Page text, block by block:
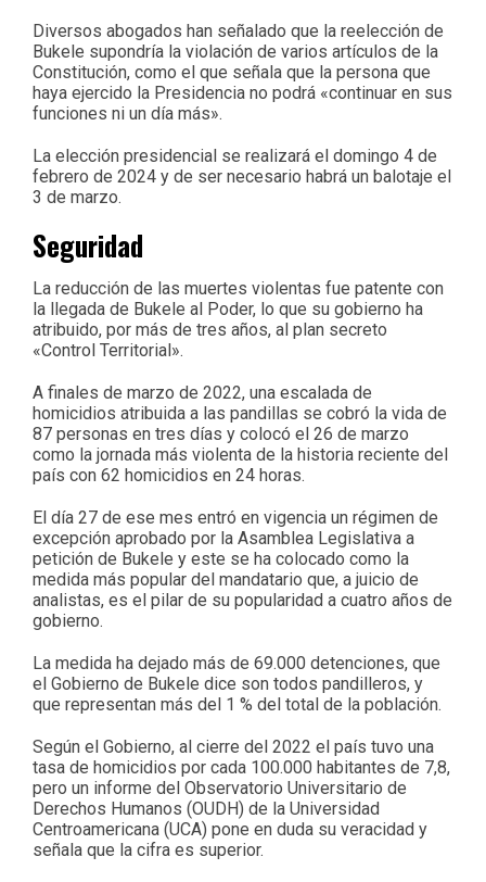
Diversos abogados han señalado que la reelección de
Bukele supondría la violación de varios artículos de la
Constitución, como el que señala que la persona que
haya ejercido la Presidencia no podrá «continuar en sus
funciones ni un día más».
La elección presidencial se realizará el domingo 4 de
febrero de 2024 y de ser necesario habrá un balotaje el
3 de marzo.
Seguridad
La reducción de las muertes violentas fue patente con
la llegada de Bukele al Poder, lo que su gobierno ha
atribuido, por más de tres años, al plan secreto
«Control Territorial».
A finales de marzo de 2022, una escalada de
homicidios atribuida a las pandillas se cobró la vida de
87 personas en tres días y colocó el 26 de marzo
como la jornada más violenta de la historia reciente del
país con 62 homicidios en 24 horas.
El día 27 de ese mes entró en vigencia un régimen de
excepción aprobado por la Asamblea Legislativa a
petición de Bukele y este se ha colocado como la
medida más popular del mandatario que, a juicio de
analistas, es el pilar de su popularidad a cuatro años de
gobierno.
La medida ha dejado más de 69.000 detenciones, que
el Gobierno de Bukele dice son todos pandilleros, y
que representan más del 1 % del total de la población.
Según el Gobierno, al cierre del 2022 el país tuvo una
tasa de homicidios por cada 100.000 habitantes de 7,8,
pero un informe del Observatorio Universitario de
Derechos Humanos (OUDH) de la Universidad
Centroamericana (UCA) pone en duda su veracidad y
señala que la cifra es superior.